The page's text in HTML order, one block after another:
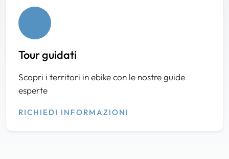
Tour guidati
Scopri i territori in ebike con le nostre guide
esperte
RICHIEDI INFORMAZIONI